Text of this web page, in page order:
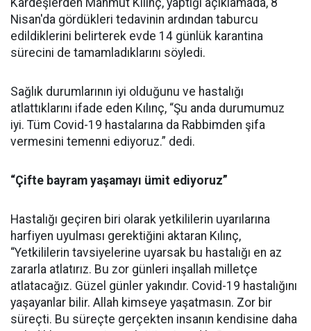
Kardeşlerden Mahmut Kılınç, yaptığı açıklamada, 8
Nisan'da gördükleri tedavinin ardından taburcu
edildiklerini belirterek evde 14 günlük karantina
sürecini de tamamladıklarını söyledi.
Sağlık durumlarının iyi olduğunu ve hastalığı
atlattıklarını ifade eden Kılınç, “Şu anda durumumuz
iyi. Tüm Covid-19 hastalarına da Rabbimden şifa
vermesini temenni ediyoruz.” dedi.
“Çifte bayram yaşamayı ümit ediyoruz”
Hastalığı geçiren biri olarak yetkililerin uyarılarına
harfiyen uyulması gerektiğini aktaran Kılınç,
“Yetkililerin tavsiyelerine uyarsak bu hastalığı en az
zararla atlatırız. Bu zor günleri inşallah milletçe
atlatacağız. Güzel günler yakındır. Covid-19 hastalığını
yaşayanlar bilir. Allah kimseye yaşatmasın. Zor bir
süreçti. Bu süreçte gerçekten insanın kendisine daha